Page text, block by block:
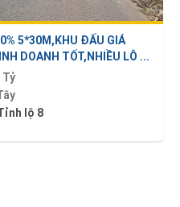
5*30M,KHU ĐẤU GIÁ
DOANH TỐT,NHIỀU LÔ ...
Tỷ
lộ 8